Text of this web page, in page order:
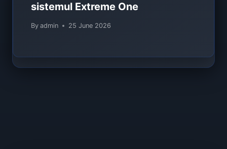
sistemul Extreme One
By admin 25 June 2026